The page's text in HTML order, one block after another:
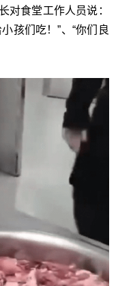
对食堂工作人员说：
孩们吃！”、“你们良